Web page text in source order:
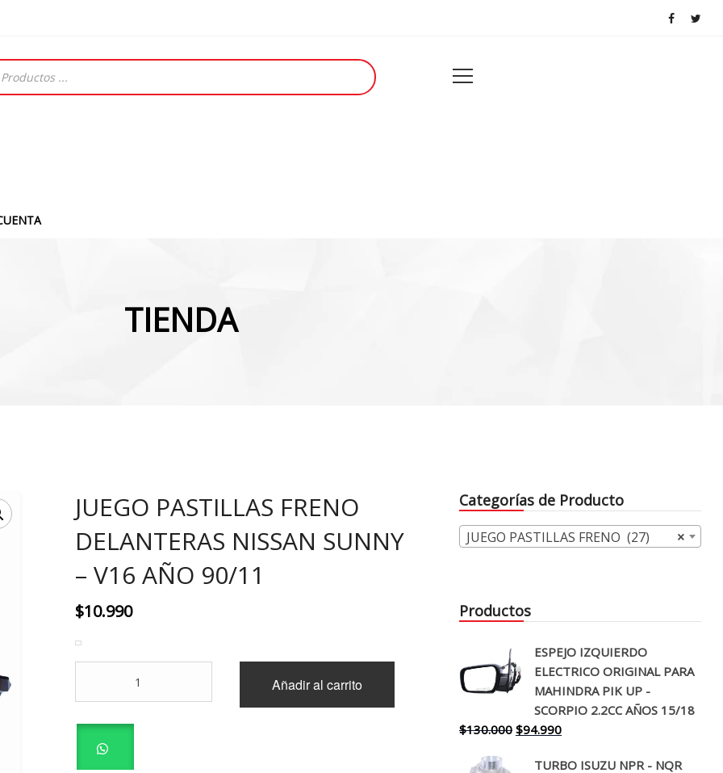
TIENDA
JUEGO PASTILLAS FRENO
DELANTERAS NISSAN SUNNY
– V16 AÑO 90/11
$10.990
FRENO
DELANTERAS
SUNNY
Añadir al carrito
Categorías de Producto
×
JUEGO PASTILLAS FRENO (27)
Productos
ESPEJO IZQUIERDO
ELECTRICO ORIGINAL PARA
MAHINDRA PIK UP -
SCORPIO 2.2CC AÑOS 15/18
$130.000 El
original
$94.990El
actual
TURBO ISUZU NPR - NQR